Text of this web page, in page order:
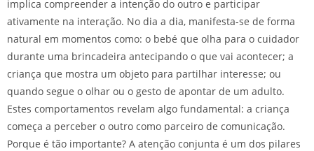
implica compreender a intenção do outro e participar
ativamente na interação. No dia a dia, manifesta-se de forma
natural em momentos como: o bebé que olha para o cuidador
durante uma brincadeira antecipando o que vai acontecer; a
criança que mostra um objeto para partilhar interesse; ou
quando segue o olhar ou o gesto de apontar de um adulto.
Estes comportamentos revelam algo fundamental: a criança
começa a perceber o outro como parceiro de comunicação.
Porque é tão importante? A atenção conjunta é um dos pilares